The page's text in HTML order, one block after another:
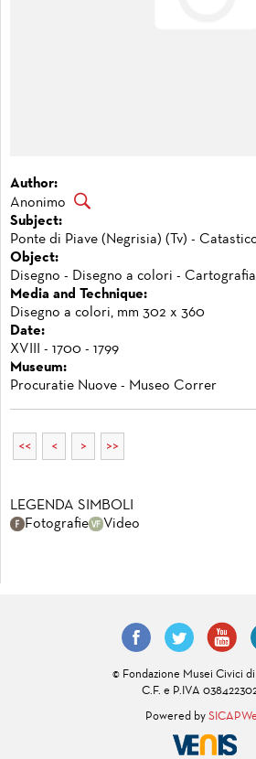
Author:
Anonimo
Subject:
Ponte di Piave (Negrisia) (Tv) -
Object:
Disegno - Disegno a colori - Cartografia
Media and Technique:
Disegno a colori, mm 302 x 360
Date:
XVIII - 1700 - 1799
Museum:
Procuratie Nuove - Museo Correr
<< < > >>
LEGENDA SIMBOLI
Fotografie
Video
© Fondazione Musei Civici
C.F. e P.IVA
Powered by